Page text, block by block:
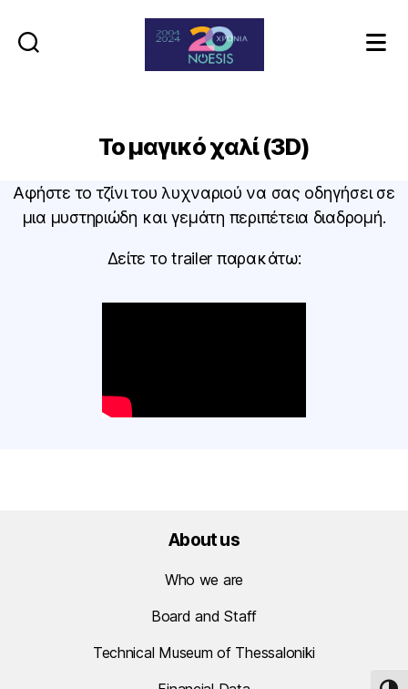
Το μαγικό χαλί (3D)
Αφήστε το τζίνι του λυχναριού να σας οδηγήσει σε
μια μυστηριώδη και γεμάτη περιπέτεια διαδρομή.
Δείτε το trailer παρακάτω:
About us
Who we are
Board and Staff
Technical Museum of Thessaloniki